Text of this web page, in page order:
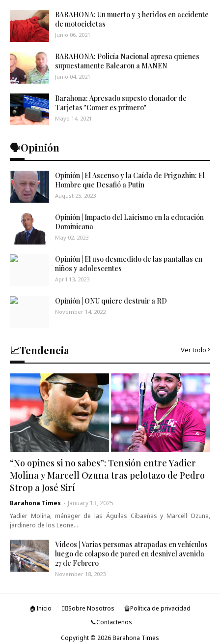
BARAHONA: Un muerto y 3 heridos en accidente
de motocicletas
Junio 06, 2021
BARAHONA: Policía Nacional apresa quienes
supuestamente Balearon a MANEN
Junio 04, 2021
Barahona: Apresado supesto clonador de
Tarjetas "Comer es primero"
Mayo 14, 2021
🗣️Opinión
Opinión | El Ascenso y la Caída de Prigozhin: El
Hombre que Desafió a Putin
August 25, 2023
Opinión | Impacto del Laicismo en la educación
Dominicana
May 02, 2023
Opinión | El uso desmedido de las pantallas en
niños y adolescentes
April 13, 2023
Opinión | ONU quiere destruir a RD
November 14, 2022
📈Tendencia Ver todo
“No opines si no sabes”: Tensión entre Yadier
Molina y Marcell Ozuna tras pelotazo de Pedro
Strop a José Sirí
Barahona Times - January 13, 2025
Yadier Molina, mánager de las Águilas Cibaeñas y Marcell Ozuna,
jardinero de los Leone…
Videos | Varias personas atrapadas en vehículos
luego de colapso de pared en desnivel avenida
27 de Febrero
November 18, 2023
🏠Inicio 🤷‍♂️Sobre Nosotros
🔏Política de privacidad
📞Contactenos
Copyright © 2026Barahona Times